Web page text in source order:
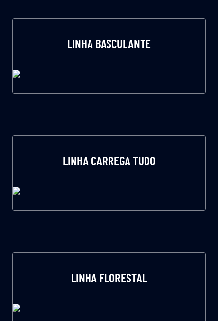
LINHA BASCULANTE
LINHA CARREGA TUDO
LINHA FLORESTAL